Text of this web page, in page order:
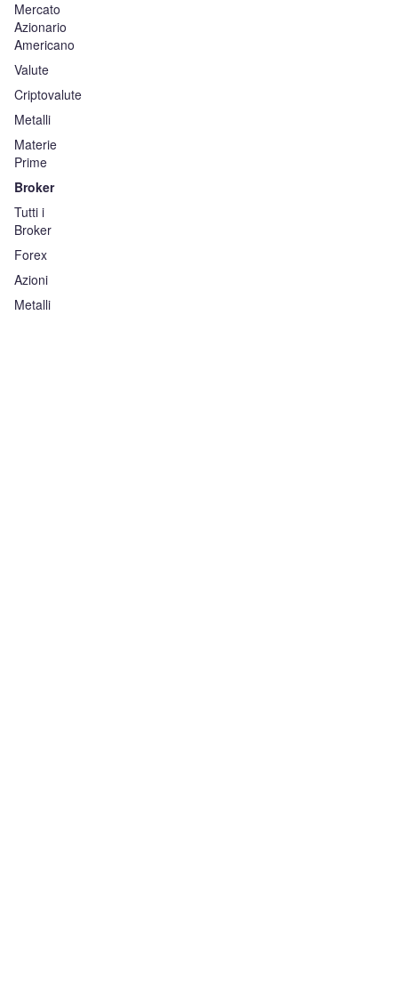
Mercato
Azionario
Americano
Valute
Criptovalute
Metalli
Materie
Prime
Broker
Tutti i
Broker
Forex
Azioni
Metalli